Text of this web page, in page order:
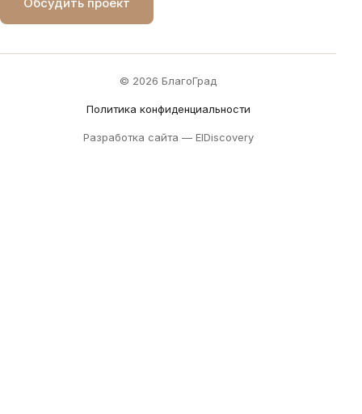
© 2026 БлагоГрад
Политика конфиденциальности
Разработка сайта — ElDiscovery